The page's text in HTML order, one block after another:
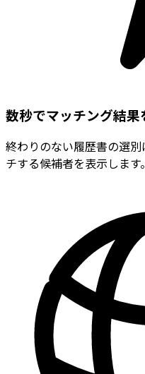
数秒でマッチング結果
終わりのない履歴書の選
チする候補者を表示します。